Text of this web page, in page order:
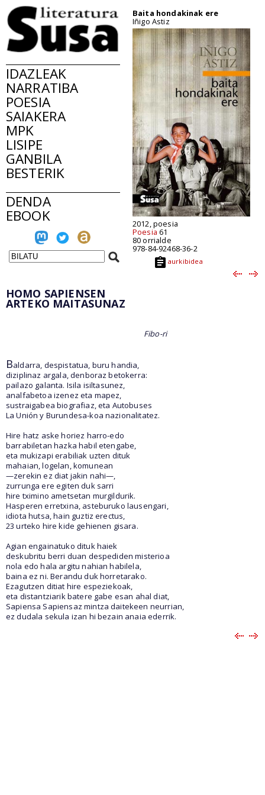
IDAZLEAK
NARRATIBA
POESIA
SAIAKERA
MPK
LISIPE
GANBILA
BESTERIK
DENDA
EBOOK
Baita hondakinak ere
Iñigo Astiz
2012, poesia
Poesia 61
80 orrialde
978-84-92468-36-2
aurkibidea
HOMO SAPIENSEN
ARTEKO MAITASUNAZ
Fibo-ri
Baldarra, despistatua, buru handia,
diziplinaz argala, denboraz betokerra:
pailazo galanta. Isila isiltasunez,
analfabetoa izenez eta mapez,
sustraigabea biografiaz, eta Autobuses
La Unión y Burundesa-koa nazionalitatez.
Hire hatz aske horiez harro-edo
barrabiletan hazka habil etengabe,
eta mukizapi erabiliak uzten dituk
mahaian, logelan, komunean
—zerekin ez diat jakin nahi—,
zurrunga ere egiten duk sarri
hire tximino ametsetan murgildurik.
Hasperen erretxina, asteburuko lausengari,
idiota hutsa, hain guztiz erectus,
23 urteko hire kide gehienen gisara.
Agian engainatuko dituk haiek
deskubritu berri duan despediden misterioa
nola edo hala argitu nahian habilela,
baina ez ni. Berandu duk horretarako.
Ezagutzen ditiat hire espeziekoak,
eta distantziarik batere gabe esan ahal diat,
Sapiensa Sapiensaz mintza daitekeen neurrian,
ez dudala sekula izan hi bezain anaia ederrik.